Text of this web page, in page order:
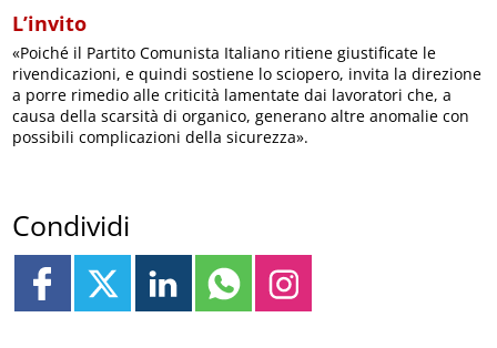
L’invito
«Poiché il Partito Comunista Italiano ritiene giustificate le
rivendicazioni, e quindi sostiene lo sciopero, invita la direzione
a porre rimedio alle criticità lamentate dai lavoratori che, a
causa della scarsità di organico, generano altre anomalie con
possibili complicazioni della sicurezza».
Condividi